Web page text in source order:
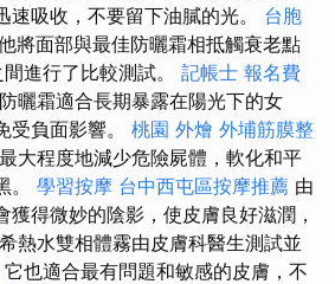
速吸收，不要留下油膩的光。 台胞
將面部與最佳防曬霜相抵觸衰老點
進行了比較測試。 記帳士 報名費
曬霜適合長期暴露在陽光下的女
受負面影響。 桃園 外燴 外埔筋膜整
大程度地減少危險屍體，軟化和平
。 學習按摩 台中西屯區按摩推薦 由
獲得微妙的陰影，使皮膚良好滋潤，
熱水雙相體霧由皮膚科醫生測試並
它也適合最有問題和敏感的皮膚，不